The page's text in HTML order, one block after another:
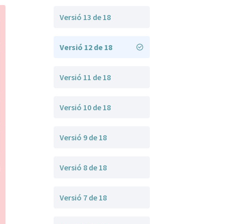
Versió 13 de 18
Versió 12 de 18
Versió 11 de 18
Versió 10 de 18
Versió 9 de 18
Versió 8 de 18
Versió 7 de 18